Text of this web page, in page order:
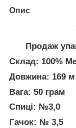
Опис
Продаж
Склад: 100%
Довжина: 169 м
Вага: 50 грам
Спиці: №3,0
Гачок: № 3,5